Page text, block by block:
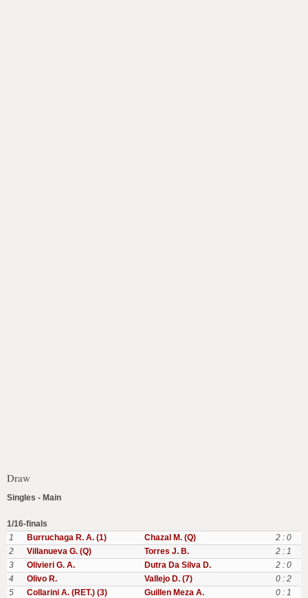
Draw
Singles - Main
1/16-finals
1
Burruchaga R. A. (1) Chazal M. (Q)
2 : 0
2
Villanueva G. (Q) Torres J. B.
2 : 1
3
Olivieri G. A. Dutra Da Silva D.
2 : 0
4
Olivo R. Vallejo D. (7)
0 : 2
5
Collarini A. (RET.) (3) Guillen Meza A.
0 : 1